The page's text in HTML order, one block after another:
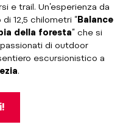
e trail. Un’esperienza da
12,5 chilometri “Balance
della foresta” che si
di outdoor
escursionistico a
.